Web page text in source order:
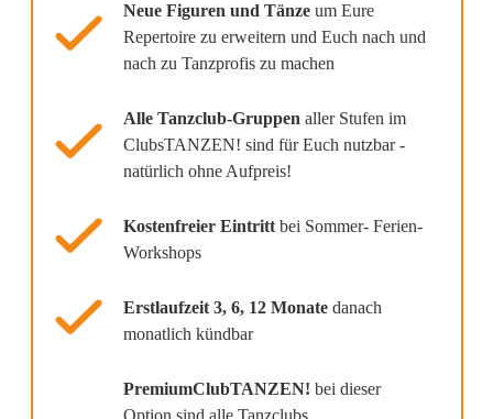
Neue Figuren und Tänzeum Eure
Repertoire zu erweitern und Euch nach und
nach zu Tanzprofis zu machen
Alle Tanzclub-Gruppen aller Stufen im
ClubsTANZEN! sind für Euch nutzbar -
natürlich ohne Aufpreis!
Kostenfreier Eintritt bei Sommer- Ferien-
Workshops
Erstlaufzeit 3, 6, 12 Monate danach
monatlich kündbar
PremiumClubTANZEN! bei dieser
Option sind alle Tanzclubs,